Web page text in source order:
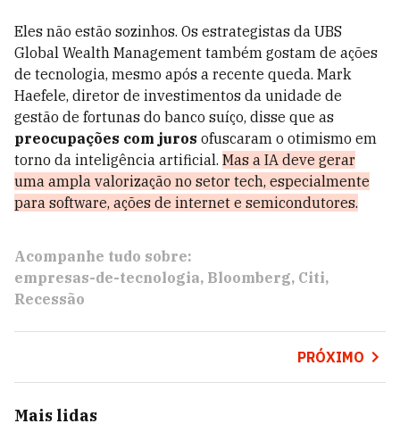
Eles não estão sozinhos. Os estrategistas da UBS
Global Wealth Management também gostam de ações
de tecnologia, mesmo após a recente queda. Mark
Haefele, diretor de investimentos da unidade de
gestão de fortunas do banco suíço, disse que as
preocupações com juros ofuscaram o otimismo em
torno da inteligência artificial. Mas a IA deve gerar
uma ampla valorização no setor tech, especialmente
para software, ações de internet e semicondutores.
Acompanhe tudo sobre:
empresas-de-tecnologia Bloomberg Citi
Recessão
PRÓXIMO
Mais lidas